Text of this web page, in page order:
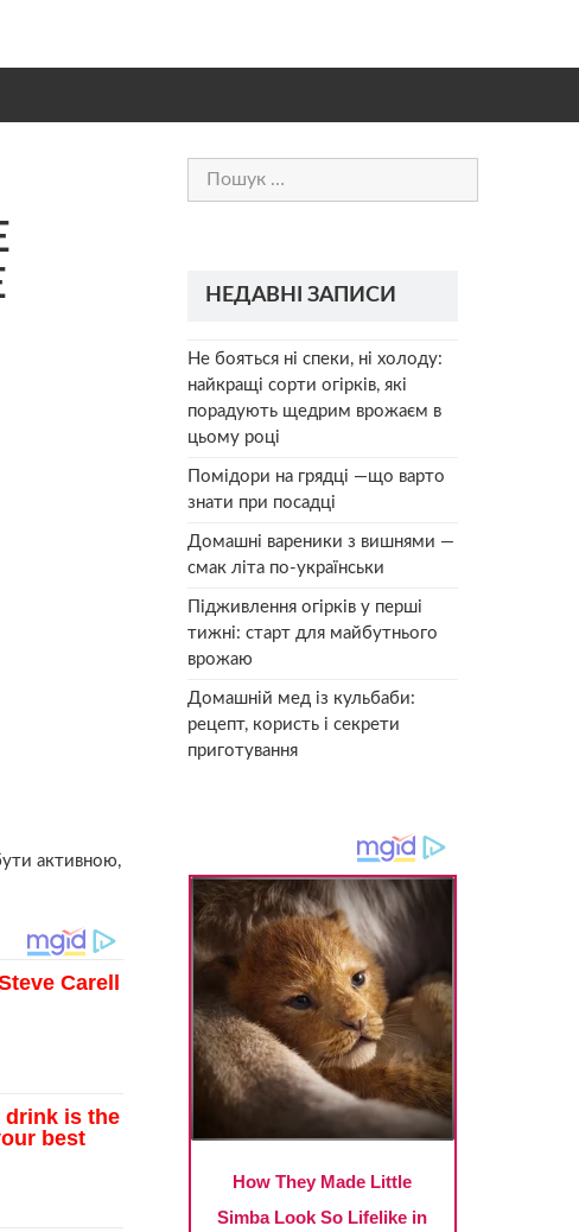
активною,
Пошук:
НЕДАВНІ ЗАПИСИ
Не бояться ні спеки, ні холоду:
найкращі сорти огірків, які
порадують щедрим врожаєм в
цьому році
Помідори на грядці —що варто
знати при посадці
Домашні вареники з вишнями —
смак літа по-українськи
Підживлення огірків у перші
тижні: старт для майбутнього
врожаю
Домашній мед із кульбаби:
рецепт, користь і секрети
приготування